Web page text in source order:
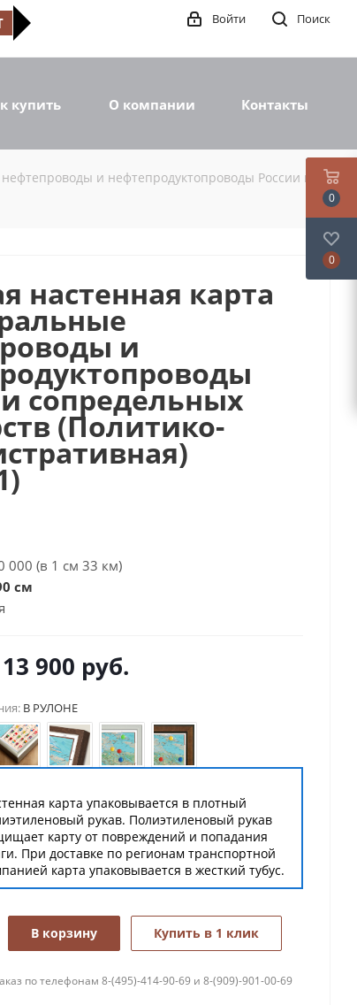
Поиск
Войти
купить О компании Контакты
и нефтепродуктопроводы России и
настенная карта
и
сопредельных
(Политико-
000 (в 1 см 33 км)
см
13 900 руб.
В РУЛОНЕ
карта упаковывается в плотный
рукав. Полиэтиленовый рукав
карту от повреждений и попадания
При доставке по регионам транспортной
карта упаковывается в жесткий тубус.
В корзину Купить в 1 клик
по телефонам 8-(495)-414-90-69 и 8-(909)-901-00-69
0
0